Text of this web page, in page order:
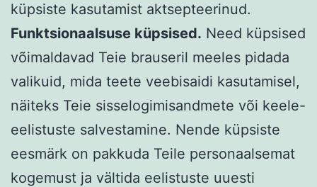
küpsiste kasutamist aktsepteerinud.
Funktsionaalsuse küpsised. Need küpsised
võimaldavad Teie brauseril meeles pidada
valikuid, mida teete veebisaidi kasutamisel,
näiteks Teie sisselogimisandmete või keele-
eelistuste salvestamine. Nende küpsiste
eesmärk on pakkuda Teile personaalsemat
kogemust ja vältida eelistuste uuesti